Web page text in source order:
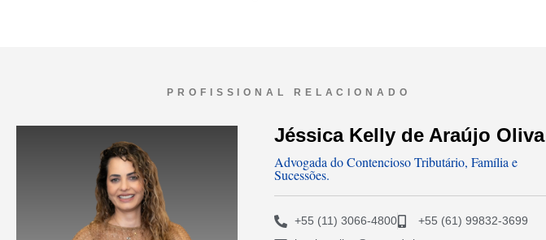
PROFISSIONAL RELACIONADO
Jéssica Kelly de Araújo Oliva
Advogada do Contencioso Tributário, Família e
Sucessões.
+55 (11) 3066-4800
+55 (61) 99832-3699